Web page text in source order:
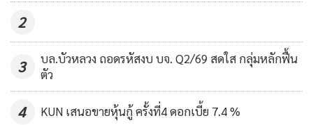
2
3
บล.บัวหลวง ถอดรหัสงบ บจ. Q2/69 สดใส กลุ่มหลักฟื้น
ตัว
4 KUN เสนอขายหุ้นกู้ ครั้งที่4 ดอกเบี้ย 7.4 %